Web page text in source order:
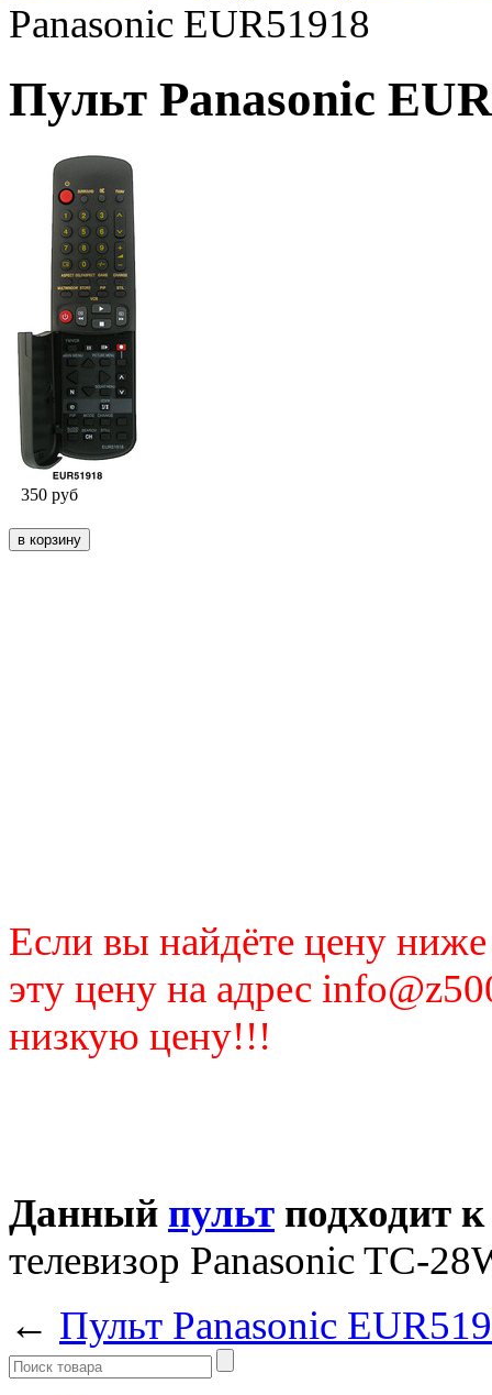
Panasonic EUR51918
Пульт Panasonic
350 руб
Если вы найдёте цену
эту цену на адрес
низкую цену!!!
Данный пульт подходит
телевизор Panasonic TC-
← Пульт Panasonic